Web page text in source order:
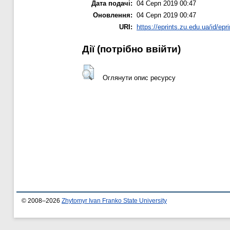
Дата подачі: 04 Серп 2019 00:47
Оновлення: 04 Серп 2019 00:47
URI:
https://eprints.zu.edu.ua/id/
Дії ​​(потрібно ввійти)
Оглянути опис ресурсу
© 2008–2026 Zhytomyr Ivan Franko State University